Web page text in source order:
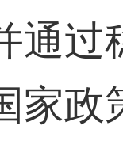
通过
家政